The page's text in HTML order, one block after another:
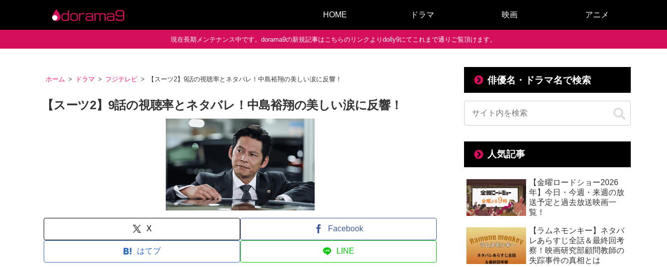
HOME ドラマ 映画 アニメ
現在長期メンテナンス中です。dorama9の新規記事はこちらのリンクよりdolly9にてこれまで通りご覧頂けます。
ホーム ドラマ フジテレビ 【スーツ2】9話の視聴率とネタバレ！中島裕翔の美しい涙に反響！
【スーツ2】9話の視聴率とネタバレ！中島裕翔の美しい涙に反響！
X Facebook
はてブ LINE
俳優名・ドラマ名で検索
人気記事
【金曜ロードショー2026
年】今日・今週・来週の放
送予定と過去放送映画一
覧！
【ラムネモンキー】ネタバ
レあらすじ全話＆最終回考
察！映画研究部顧問教師の
失踪事件の真相とは